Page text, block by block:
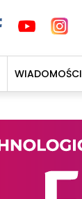
WIADOMOŚCI